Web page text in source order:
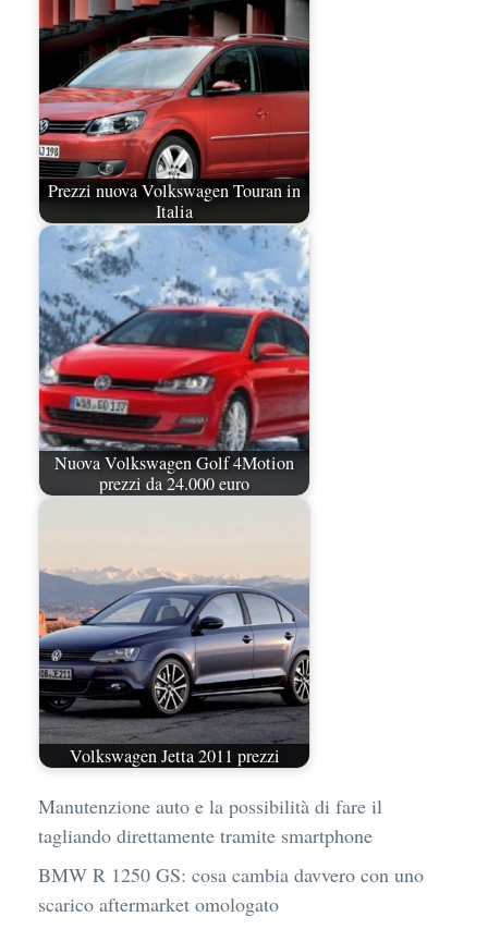
Prezzi nuova Volkswagen Touran in
Italia
Nuova Volkswagen Golf 4Motion
prezzi da 24.000 euro
Volkswagen Jetta 2011 prezzi
Manutenzione auto e la possibilità di fare il
tagliando direttamente tramite smartphone
BMW R 1250 GS: cosa cambia davvero con uno
scarico aftermarket omologato